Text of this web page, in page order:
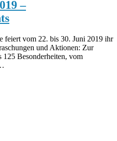
–
feiert vom 22. bis 30. Juni 2019 ihr
und Aktionen: Zur
125 Besonderheiten, vom